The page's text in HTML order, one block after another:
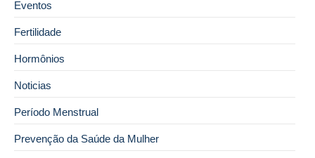
Eventos
Fertilidade
Hormônios
Noticias
Período Menstrual
Prevenção da Saúde da Mulher